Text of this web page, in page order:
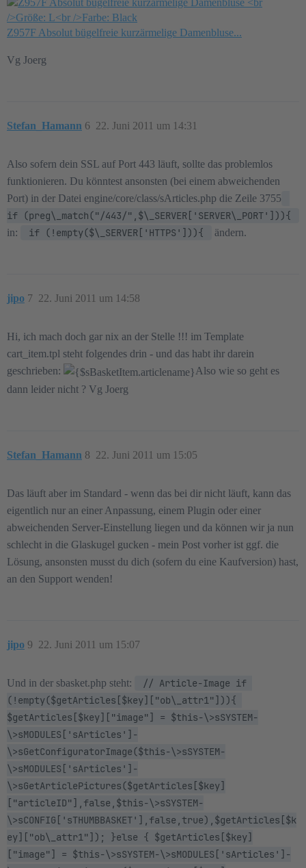
Z957F Absolut bügelfreie kurzärmelige Damenbluse...
Vg Joerg
Stefan_Hamann 22. Juni 2011 um 14:31
6
Also sofern dein SSL auf Port 443 läuft, sollte das problemlos
funktionieren. Du könntest ansonsten (bei einem abweichenden
Port) in der Datei engine/core/class/sArticles.php die Zeile 3755
in: if (!empty($\_SERVER['HTTPS'])){ ändern.
jipo 22. Juni 2011 um 14:58
7
Hi, ich mach doch gar nix an der Stelle !!! im Template
cart_item.tpl steht folgendes drin - und das habt ihr darein
geschrieben:
Also wie so geht es
dann leider nicht ? Vg Joerg
Stefan_Hamann 22. Juni 2011 um 15:05
8
Das läuft aber im Standard - wenn das bei dir nicht läuft, kann das
eigentlich nur an einer Anpassung, einem Plugin oder einer
abweichenden Server-Einstellung liegen und da können wir ja nun
schlecht in die Glaskugel gucken - mein Post vorher ist ggf. die
Lösung, ansonsten musst du dich (sofern du eine Kaufversion) hast,
an den Support wenden!
jipo 22. Juni 2011 um 15:07
9
Und in der sbasket.php steht:
// Article-Image if
(!empty($getArticles[$key]["ob\_attr1"])){
$getArticles[$key]["image"] = $this-\>sSYSTEM-
\>sMODULES['sArticles']-
\>sGetConfiguratorImage($this-\>sSYSTEM-
\>sMODULES['sArticles']-
\>sGetArticlePictures($getArticles[$key]
["articleID"],false,$this-\>sSYSTEM-
\>sCONFIG['sTHUMBBASKET'],false,true),$getArticles[$k
ey]["ob\_attr1"]); }else { $getArticles[$key]
["image"] = $this-\>sSYSTEM-\>sMODULES['sArticles']-